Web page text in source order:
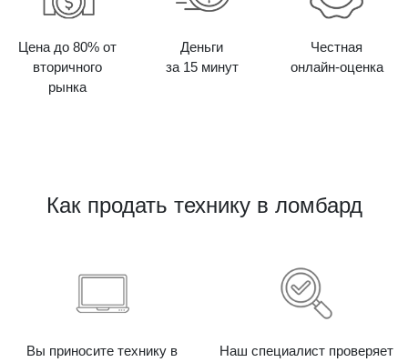
Цена до 80% от
вторичного
рынка
Деньги
за 15 минут
Честная
онлайн-оценка
Как продать технику в ломбард
Вы приносите технику в
Наш специалист проверяет